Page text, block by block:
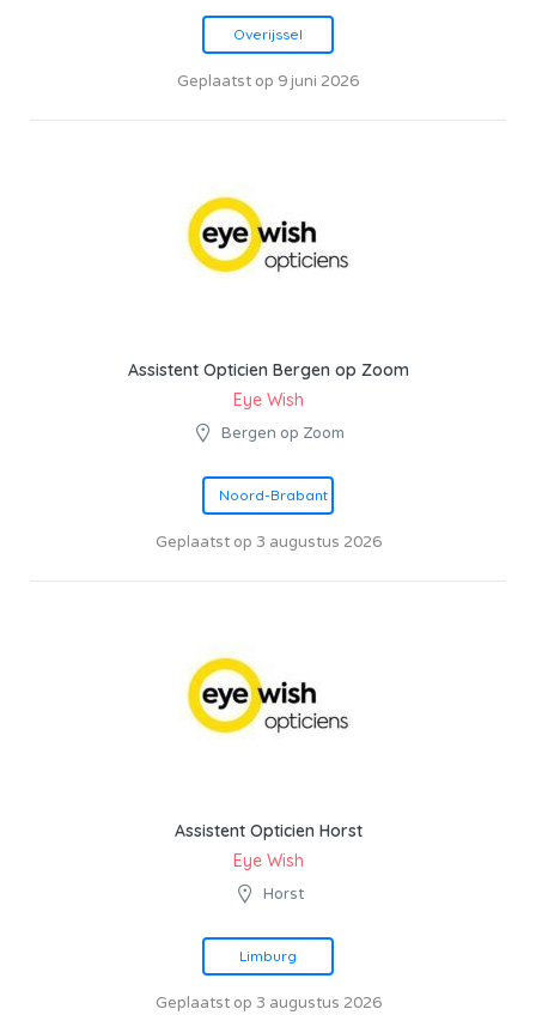
Overijssel
Geplaatst op 9 juni 2026
Assistent Opticien Bergen op Zoom
Eye Wish
Bergen op Zoom
Noord-Brabant
Geplaatst op 3 augustus 2026
Assistent Opticien Horst
Eye Wish
Horst
Limburg
Geplaatst op 3 augustus 2026